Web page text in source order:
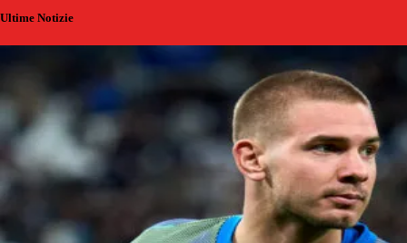
Ultime Notizie